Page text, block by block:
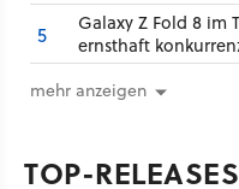
5
Galaxy Z Fold 8 im
ernsthaft
mehr anzeigen
TOP-RELEASES